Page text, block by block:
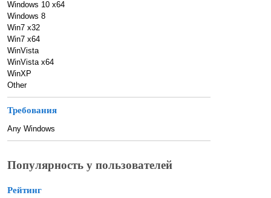
Windows 10 x64
Windows 8
Win7 x32
Win7 x64
WinVista
WinVista x64
WinXP
Other
Требования
Any Windows
Популярность у пользователей
Рейтинг